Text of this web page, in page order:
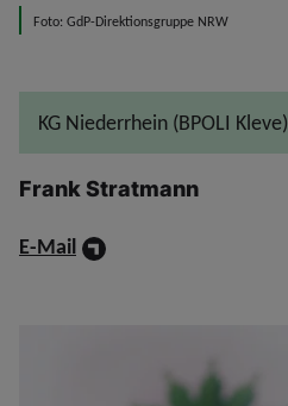
Foto: GdP-Direktionsgruppe NRW
KG Niederrhein (BPOLI Kleve)
Frank Stratmann
E-Mail